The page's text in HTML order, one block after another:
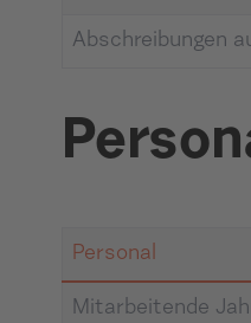
Abschreibungen
Personal
Mitarbeitende